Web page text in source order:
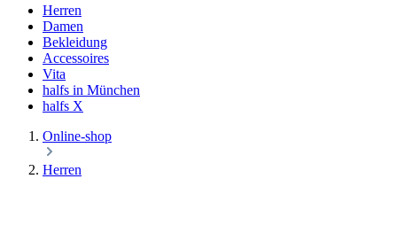
Herren
Damen
Bekleidung
Accessoires
Vita
halfs in München
halfs X
Online-shop
Herren